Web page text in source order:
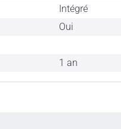
Intégré
Oui
1 an